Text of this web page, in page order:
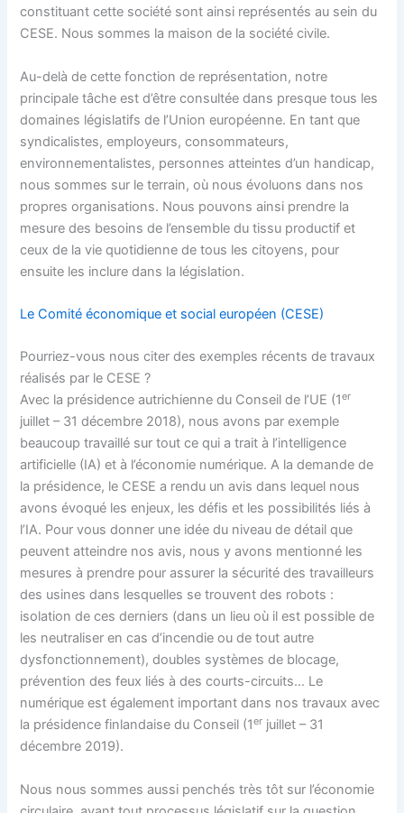
constituant cette société sont ainsi représentés au sein du
CESE. Nous sommes la maison de la société civile.
Au-delà de cette fonction de représentation, notre
principale tâche est d’être consultée dans presque tous les
domaines législatifs de l’Union européenne. En tant que
syndicalistes, employeurs, consommateurs,
environnementalistes, personnes atteintes d’un handicap,
nous sommes sur le terrain, où nous évoluons dans nos
propres organisations. Nous pouvons ainsi prendre la
mesure des besoins de l’ensemble du tissu productif et
ceux de la vie quotidienne de tous les citoyens, pour
ensuite les inclure dans la législation.
Le Comité économique et social européen (CESE)
Pourriez-vous nous citer des exemples récents de travaux
réalisés par le CESE ?
Avec la présidence autrichienne du Conseil de l’UE (1er
juillet – 31 décembre 2018), nous avons par exemple
beaucoup travaillé sur tout ce qui a trait à l’intelligence
artificielle (IA) et à l’économie numérique. A la demande de
la présidence, le CESE a rendu un avis dans lequel nous
avons évoqué les enjeux, les défis et les possibilités liés à
l’IA. Pour vous donner une idée du niveau de détail que
peuvent atteindre nos avis, nous y avons mentionné les
mesures à prendre pour assurer la sécurité des travailleurs
des usines dans lesquelles se trouvent des robots :
isolation de ces derniers (dans un lieu où il est possible de
les neutraliser en cas d’incendie ou de tout autre
dysfonctionnement), doubles systèmes de blocage,
prévention des feux liés à des courts-circuits… Le
numérique est également important dans nos travaux avec
la présidence finlandaise du Conseil (1er juillet – 31
décembre 2019).
Nous nous sommes aussi penchés très tôt sur l’économie